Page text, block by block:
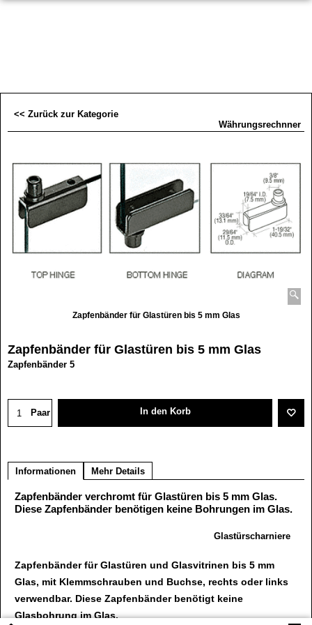
Währungsrechnner
<< Zurück zur Kategorie
Zapfenbänder für Glastüren bis 5 mm Glas
Zapfenbänder für Glastüren bis 5 mm Glas
Zapfenbänder 5
In den Korb
Informationen Mehr Details
Zapfenbänder verchromt für Glastüren bis 5 mm Glas.
Zapfenbänder für Glastüren und Glasvitrinen bis 5 mm
Glas, mit Klemmschrauben und Buchse, rechts oder links
verwendbar. Diese Zapfenbänder benötigt keine